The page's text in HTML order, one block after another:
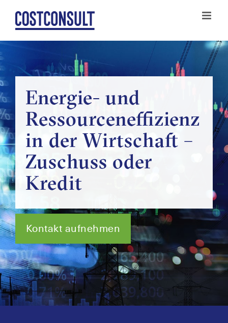
Zum
Inhalt
springen
Energie- und
Ressourceneffizienz
in der Wirtschaft –
Zuschuss oder
Kredit
Kon­takt aufnehmen